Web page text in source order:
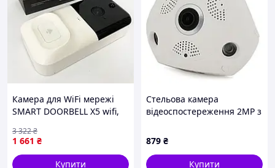
Модернізоване джерело білого світла високої
потужності. Він здатний робити багатобарвні знімки
вночі.
Ви також можете вибрати режим: інфрачервона
підсвітка. Після цього камера буде показувати чорно-
біле зображення.
Денне бачення, нічне бачення, повне нічне бачення.
Три нічні режими на вибір.
Камера для WiFi мережі
SMART DOORBELL X5 wifi,
Камери квартири UJ-94
1 661 ₴
3 322₴
Купити
Стельова камера
відеоспостереження 2MP з
Вайфай камера вулична /
IP камера панорамна
879 ₴
Купити